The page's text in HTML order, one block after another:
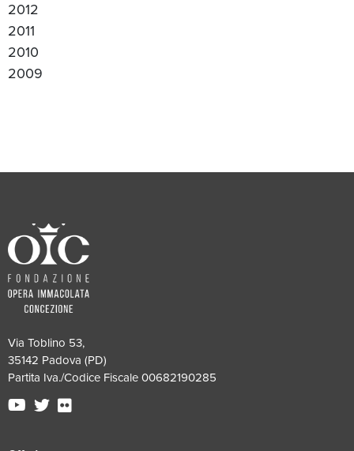
2012
2011
2010
2009
Via Toblino 53,
35142 Padova (PD)
Partita Iva./Codice Fiscale 00682190285